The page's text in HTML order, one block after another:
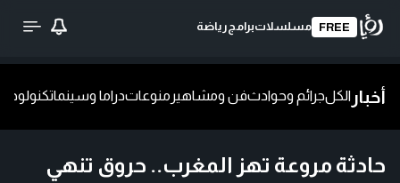
FREE مسلسلاتبرامج رياضة
أخبار الكلجرائم وحوادثفن ومشاهير منوعاتدراما وسينماتكنولوجيا
حادثة مروعة تهز المغرب.. حروق تنهي